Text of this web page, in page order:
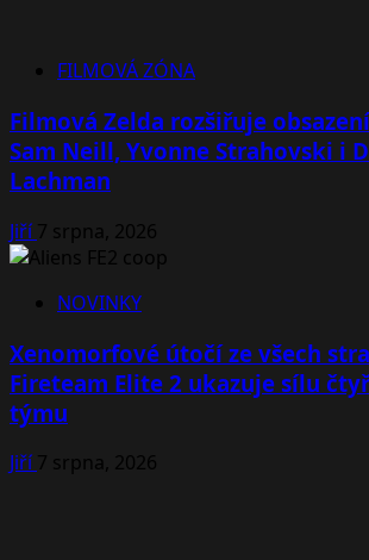
FILMOVÁ ZÓNA
Filmová Zelda rozšiřuje
Sam Neill, Yvonne Strahovski i
Lachman
Jiří7 srpna, 2026
NOVINKY
Xenomorfové útočí ze všech
Fireteam Elite 2 ukazuje sílu
týmu
Jiří7 srpna, 2026